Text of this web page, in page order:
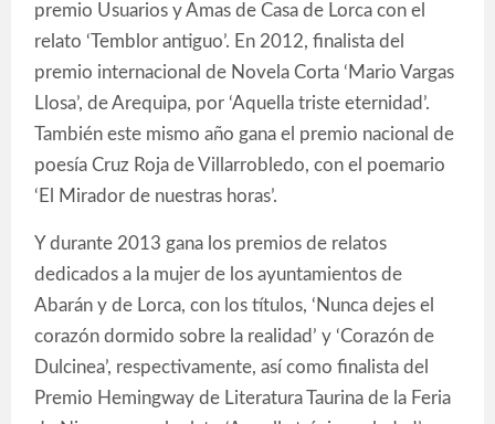
premio Usuarios y Amas de Casa de Lorca con el
relato ‘Temblor antiguo’. En 2012, finalista del
premio internacional de Novela Corta ‘Mario Vargas
Llosa’, de Arequipa, por ‘Aquella triste eternidad’.
También este mismo año gana el premio nacional de
poesía Cruz Roja de Villarrobledo, con el poemario
‘El Mirador de nuestras horas’.
Y durante 2013 gana los premios de relatos
dedicados a la mujer de los ayuntamientos de
Abarán y de Lorca, con los títulos, ‘Nunca dejes el
corazón dormido sobre la realidad’ y ‘Corazón de
Dulcinea’, respectivamente, así como finalista del
Premio Hemingway de Literatura Taurina de la Feria